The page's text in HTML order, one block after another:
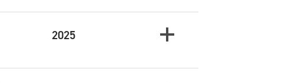
2025